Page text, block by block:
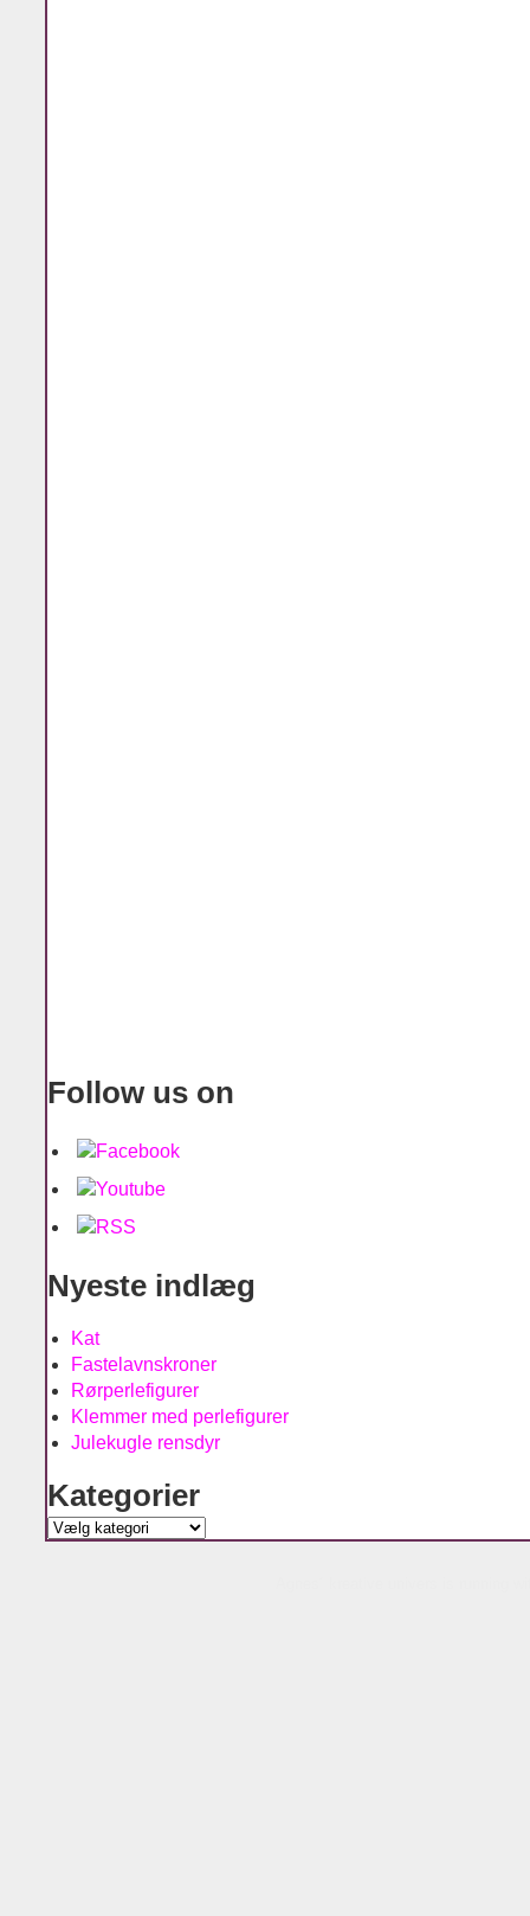
Follow us on
Nyeste indlæg
Kat
Fastelavnskroner
Rørperlefigurer
Klemmer med perlefigurer
Julekugle rensdyr
Kategorier
Kategorier